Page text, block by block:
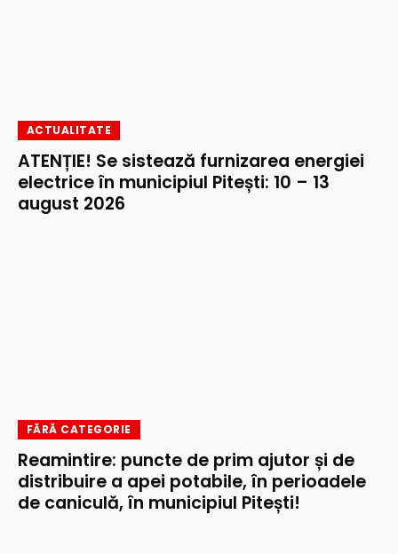
ACTUALITATE
ATENȚIE! Se sistează furnizarea energiei
electrice în municipiul Pitești: 10 – 13
august 2026
FĂRĂ CATEGORIE
Reamintire: puncte de prim ajutor și de
distribuire a apei potabile, în perioadele
de caniculă, în municipiul Pitești!